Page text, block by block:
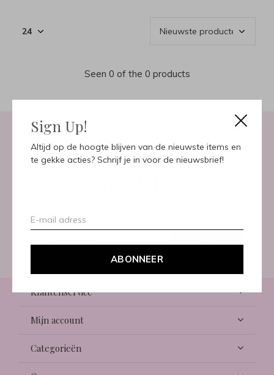
Sign Up!
Altijd op de hoogte blijven van de nieuwste items en
te gekke acties? Schrijf je in voor de nieuwsbrief!
ABONNEER
Seen 0 of the 0 products
Meld je aan voor onze
ABONNEER
Klantenservice
Mijn account
Categorieën